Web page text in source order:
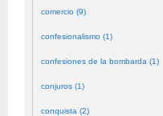
comercio (9)
confesionalismo (1)
confesiones de la bombarda (1)
conjuros (1)
conquista (2)